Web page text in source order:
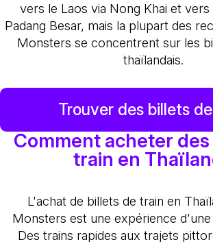
vers le Laos via Nong Khai et vers
Padang Besar, mais la plupart des
Monsters se concentrent sur les
thaïlandais.
Trouver des billets
Comment acheter
train en
L'achat de billets de train en
Monsters est une expérience d'une
Des trains rapides aux trajets